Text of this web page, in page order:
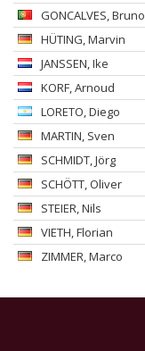
GONCALVES, Bruno
HÜTING, Marvin
JANSSEN, Ike
KORF, Arnoud
LORETO, Diego
MARTIN, Sven
SCHMIDT, Jörg
SCHÖTT, Oliver
STEIER, Nils
VIETH, Florian
ZIMMER, Marco